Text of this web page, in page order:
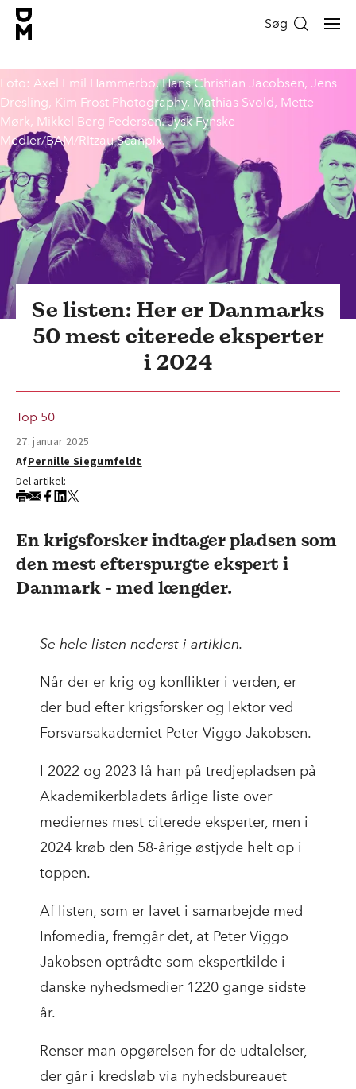
Søg
Se listen: Her er Danmarks
50 mest citerede eksperter
i 2024
Foto: Axel Emil Hammerbo, Hans Christian Jacobsen, Jens
Dresling, Kim Frost Photography, Mathias Svold, Mette
Mørk, Mikkel Berg Pedersen. Jysk Fynske
Medier/BAM/Ritzau Scanpix.
Top 50
27. januar 2025
AfPernille Siegumfeldt
Del artikel:
En krigsforsker indtager pladsen som
den mest efterspurgte ekspert i
Danmark - med længder.
Se hele listen nederst i artiklen.
Når der er krig og konflikter i verden, er
der bud efter krigsforsker og lektor ved
Forsvarsakademiet Peter Viggo Jakobsen.
I 2022 og 2023 lå han på tredjepladsen på
Akademikerbladets årlige liste over
mediernes mest citerede eksperter, men i
2024 krøb den 58-årige østjyde helt op i
toppen.
Af listen, som er lavet i samarbejde med
Infomedia, fremgår det, at Peter Viggo
Jakobsen optrådte som ekspertkilde i
danske nyhedsmedier 1220 gange sidste
år.
Renser man opgørelsen for de udtalelser,
der går i kredsløb via nyhedsbureauet